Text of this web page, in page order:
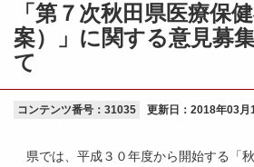
「第７次秋田県医療保
案）」に関する意見募
て
コンテンツ番号：31035 更新日： 2018年03月
県では、平成３０年度から開始する「